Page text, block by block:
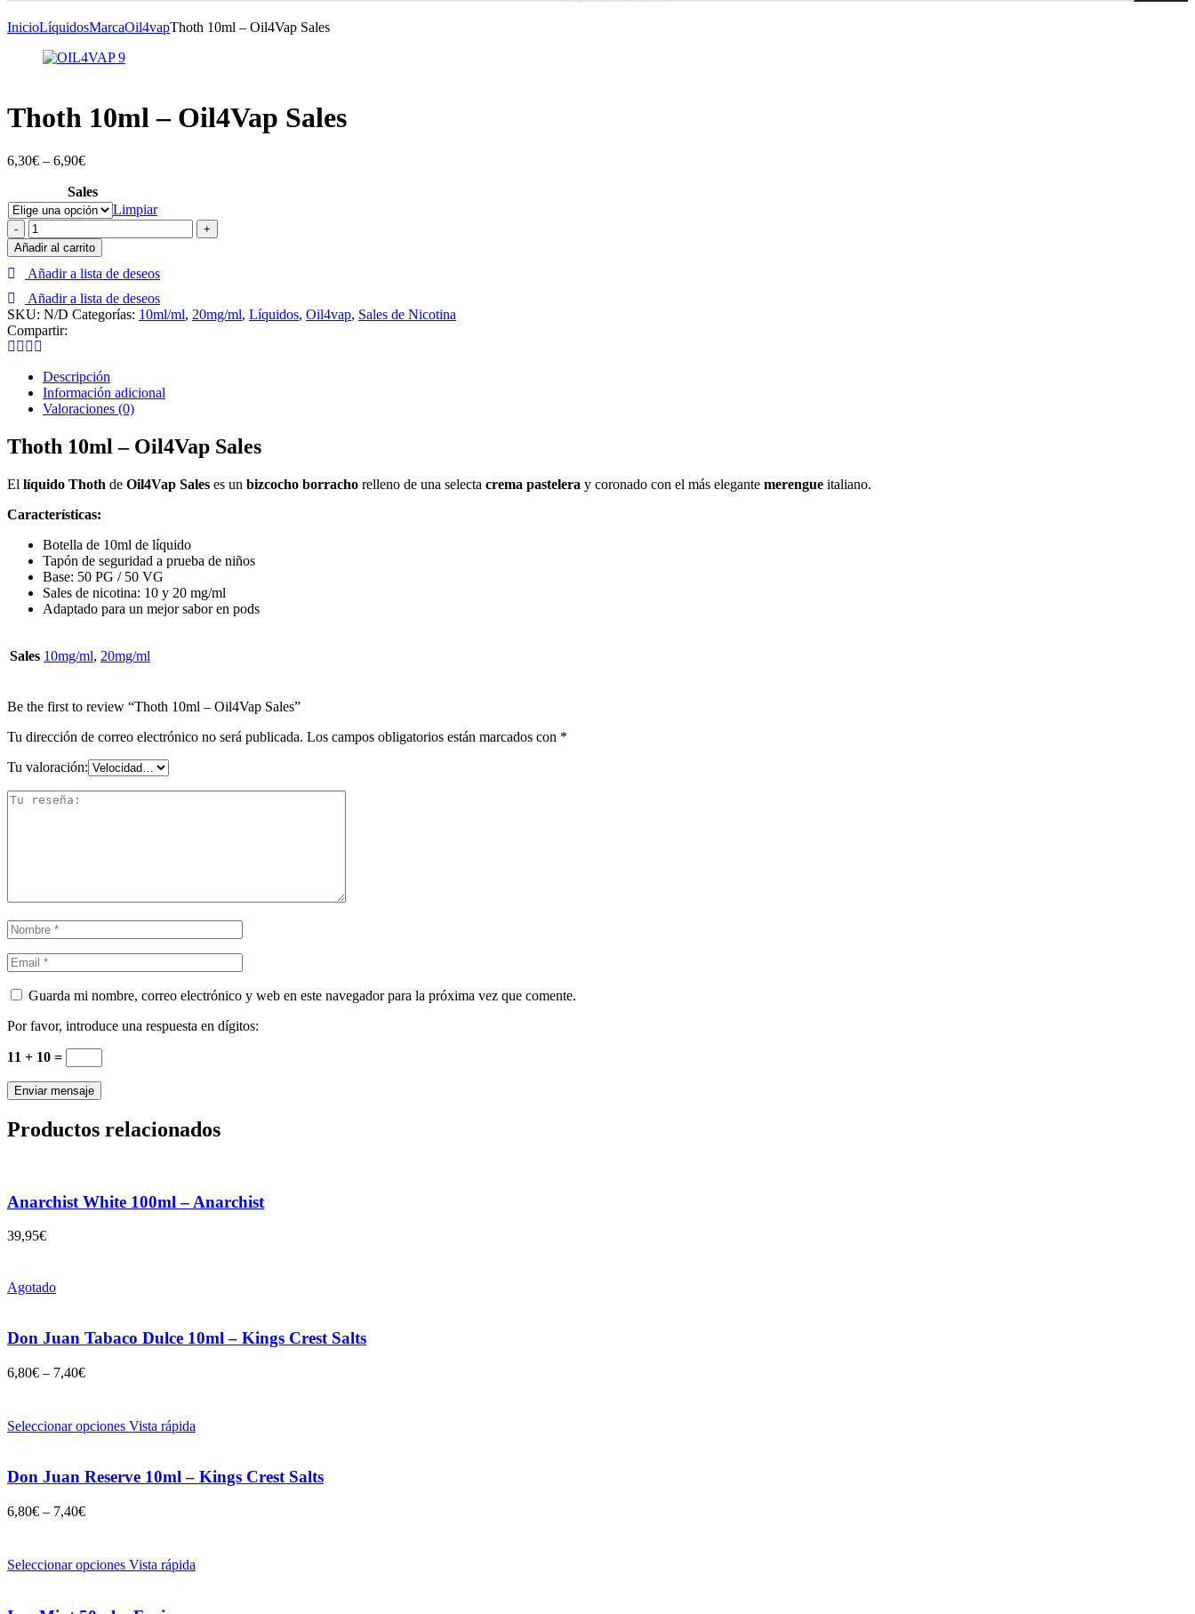
InicioLíquidosMarcaOil4vapThoth 10ml – Oil4Vap Sales
Thoth 10ml – Oil4Vap Sales
6,30€ – 6,90€
Sales
Limpiar
-
Thoth
10ml
-
Oil4Vap
Sales
cantidad
+
Añadir al carrito
Añadir a lista de deseos
Añadir a lista de deseos
SKU: N/D Categorías: 10ml/ml, 20mg/ml, Líquidos, Oil4vap, Sales de Nicotina
Compartir:
Descripción
Información adicional
Valoraciones (0)
Thoth 10ml – Oil4Vap Sales
El líquido Thoth de Oil4Vap Sales es un bizcocho borracho relleno de una selecta crema pastelera y coronado con el más elegante merengue italiano.
Características:
Botella de 10ml de líquido
Tapón de seguridad a prueba de niños
Base: 50 PG / 50 VG
Sales de nicotina: 10 y 20 mg/ml
Adaptado para un mejor sabor en pods
Sales 10mg/ml, 20mg/ml
Be the first to review “Thoth 10ml – Oil4Vap Sales”
Tu dirección de correo electrónico no será publicada. Los campos obligatorios están marcados con *
Tu valoración:
Guarda mi nombre, correo electrónico y web en este navegador para la próxima vez que comente.
Por favor, introduce una respuesta en dígitos:
11 + 10 =
Productos relacionados
Anarchist White 100ml – Anarchist
39,95€
Agotado
Don Juan Tabaco Dulce 10ml – Kings Crest Salts
6,80€ – 7,40€
Seleccionar opciones Vista rápida
Don Juan Reserve 10ml – Kings Crest Salts
6,80€ – 7,40€
Seleccionar opciones Vista rápida